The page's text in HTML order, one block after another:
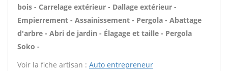
bois - Carrelage extérieur - Dallage extérieur -
Empierrement - Assainissement - Pergola - Abattage
d'arbre - Abri de jardin - Élagage et taille - Pergola
Soko -
Voir la fiche artisan : Auto entrepreneur